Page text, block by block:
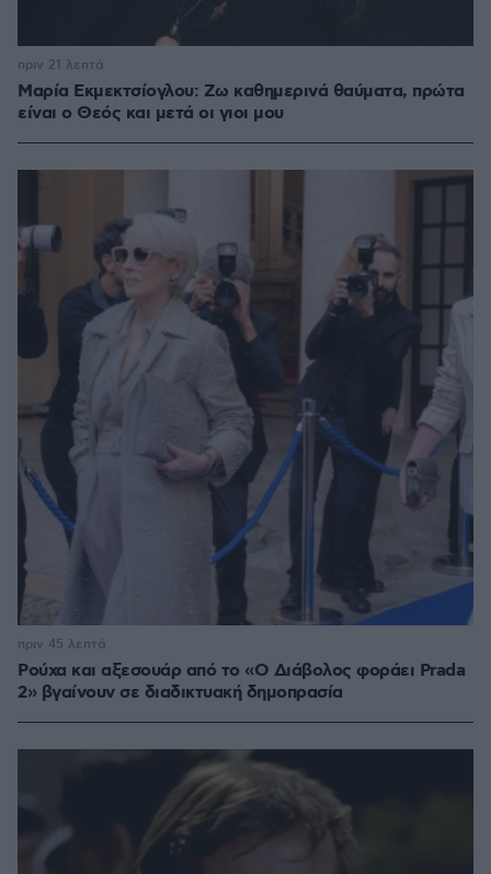
Μαρία Εκμεκτσίογλου: Ζω καθημερινά θαύματα, πρώτα
είναι ο Θεός και μετά οι γιοι μου
πριν 21 λεπτά
Ρούχα και αξεσουάρ από το «Ο Διάβολος φοράει Prada
2» βγαίνουν σε διαδικτυακή δημοπρασία
πριν 45 λεπτά